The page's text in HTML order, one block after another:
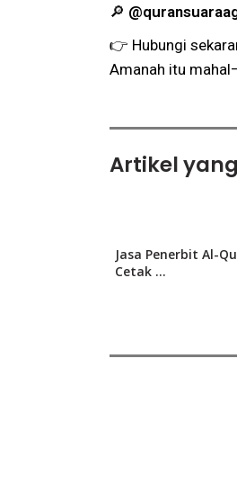
🔎
👉 Hubungi
Amanah itu
Artikel
Jasa Penerbit Al-
Cetak ...